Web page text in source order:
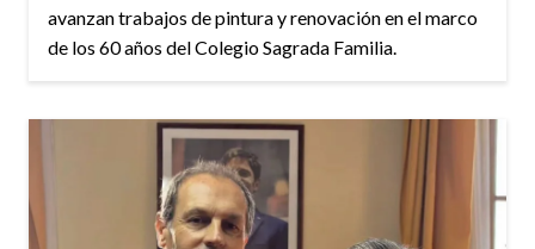
avanzan trabajos de pintura y renovación en el marco
de los 60 años del Colegio Sagrada Familia.